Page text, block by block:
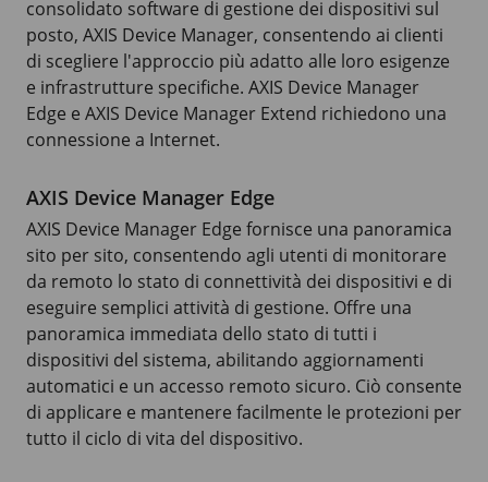
consolidato software di gestione dei dispositivi sul
posto, AXIS Device Manager, consentendo ai clienti
di scegliere l'approccio più adatto alle loro esigenze
e infrastrutture specifiche. AXIS Device Manager
Edge e AXIS Device Manager Extend richiedono una
connessione a Internet.
AXIS Device Manager Edge
AXIS Device Manager Edge fornisce una panoramica
sito per sito, consentendo agli utenti di monitorare
da remoto lo stato di connettività dei dispositivi e di
eseguire semplici attività di gestione. Offre una
panoramica immediata dello stato di tutti i
dispositivi del sistema, abilitando aggiornamenti
automatici e un accesso remoto sicuro. Ciò consente
di applicare e mantenere facilmente le protezioni per
tutto il ciclo di vita del dispositivo.